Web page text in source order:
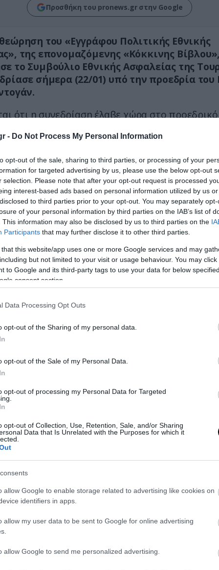
- Do Not Process My Personal Information
opt-out of the sale, sharing to third parties, or processing of your
for targeted advertising by us, please use the below opt-out
selection. Please note that after your opt-out request is processed
interest-based ads based on personal information utilized by us
to third parties prior to your opt-out. You may separately
of your personal information by third parties on the IAB’s list of
This information may also be disclosed by us to third parties on the
Participants that may further disclose it to other third parties.
that this website/app uses one or more Google services and may
but not limited to your visit or usage behaviour. You may
to Google and its third-party tags to use your data for below
consent section.
Data Processing Opt Outs
opt-out of the Sharing of my personal data.
opt-out of the Sale of my Personal Data.
opt-out of processing my Personal Data for Targeted
opt-out of Collection, Use, Retention, Sale, and/or Sharing
Data that Is Unrelated with the Purposes for which it
allow Google to enable storage related to advertising like cookies on
identifiers in apps.
allow my user data to be sent to Google for online advertising
allow Google to send me personalized advertising.
Προσθήκη του pronews.gr στην Google
του «Εγγράφου Πολιτικής Εθνικής
της επονομαζόμενης «Κόκκινης Βίβλου»,
το Συμβούλιο Εθνικής Ασφαλείας της
σήμερα (22/01) υπό την προεδρία του
ότι η συνεδρίαση έλαβε χώρα στο
γίνεται ιδιαίτερη αναφορά στις εξελίξεις στη
τονίζει ότι η κατάπαυση του πυρός στη Γάζα
και να αποτελέσει την αρχή για μια δίκαιη
απόσπασμα από το Έγγραφο Πολιτικής και
το Έγγραφο Πολιτικής Εθνικής
τακτικά ανά πενταετία και
ενημερώθηκε για τις επιχειρήσεις που
και στο εξωτερικό κατά των πάσης φύσεως
στην εθνική μας ενότητα και αλληλεγγύη
μας, ιδίως κατά των τρομοκρατικών οργανώσεων.
κατά των κουρδικών οργανώσεων ΡΚΚ
γκιουλενιστών της FETO που κατηγορούνται
πραξικοπήματος του 2016 και κατά του
στην κουρδική πολιτοφυλακή στη βόρεια
προσκείμενο ΡΚΚ, να εκμεταλλευτεί με
τρέχουσα κατάσταση και τις πιθανές εξελίξεις
οργανώσεις, οι οποίες είναι
αδελφών λαών της περιοχής μας, θα
τρόπο.
θα συνεχίσει να συμβάλλει τα μέγιστα στην
ειρήνης και σταθερότητας, εντείνοντας τις
της για τη διασφάλιση της επίλυσης των